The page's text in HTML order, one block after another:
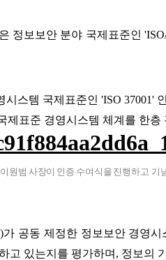
정보보안 분야 국제표준인 '
시스템 국제표준인 'ISO 37001'
제표준 경영시스템 체계를 한층
이원범 사장이 인증 수여식을 진행하고 기
가 공동 제정한 정보보안 경영시
고 있는지를 평가하며 , 정보의